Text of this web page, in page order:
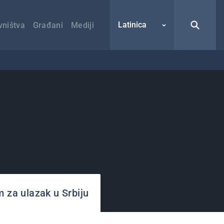
Građani Mediji Latinica
za ulazak u Srbiju